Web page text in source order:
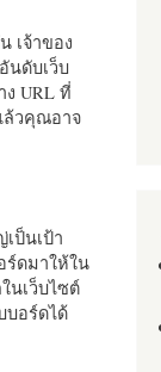
เจ้าของ
นดับเว็บ
URL ที่
ล้วคุณอาจ
ป็นเป้า
ร์ดมาให้ใน
นเว็บไซต์
บอร์ดได้